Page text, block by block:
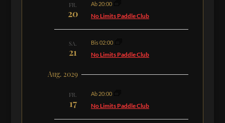
FR.
20
Ab 20:00
No Limits Paddle Club
SA.
21
Bis 02:00
No Limits Paddle Club
Aug. 2029
FR.
17
Ab 20:00
No Limits Paddle Club